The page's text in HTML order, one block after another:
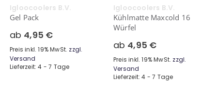
Igloocoolers B.V.
Gel Pack
ab 4,95 €
Preis inkl. 19% MwSt. zzgl.
Versand
Lieferzeit: 4 - 7 Tage
Igloocoolers B.V.
Kühlmatte Maxcold 16
Würfel
ab 4,95 €
Preis inkl. 19% MwSt. zzgl.
Versand
Lieferzeit: 4 - 7 Tage